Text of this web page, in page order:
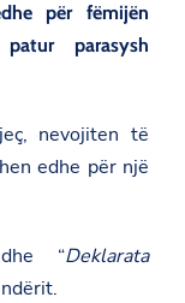
për fëmijën
parasysh
, nevojiten të
edhe për një
“Deklarata